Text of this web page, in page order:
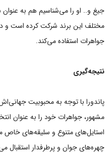
جیغ و.. او را می‌شناسیم هم به
مختلف این برند شرکت کرده است و
جواهرات استفاده می‌کند.
نتیجه‌گیری
پاندورا با توجه به محبوبیت
مشهور، جواهرات خود را به عنوان
استایل‌های متنوع و سلیقه‌های خاص
چهره‌های جوان و پرطرفدار استقبال